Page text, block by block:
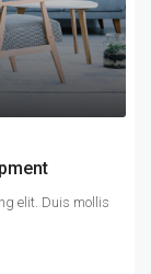
elit. Duis mollis